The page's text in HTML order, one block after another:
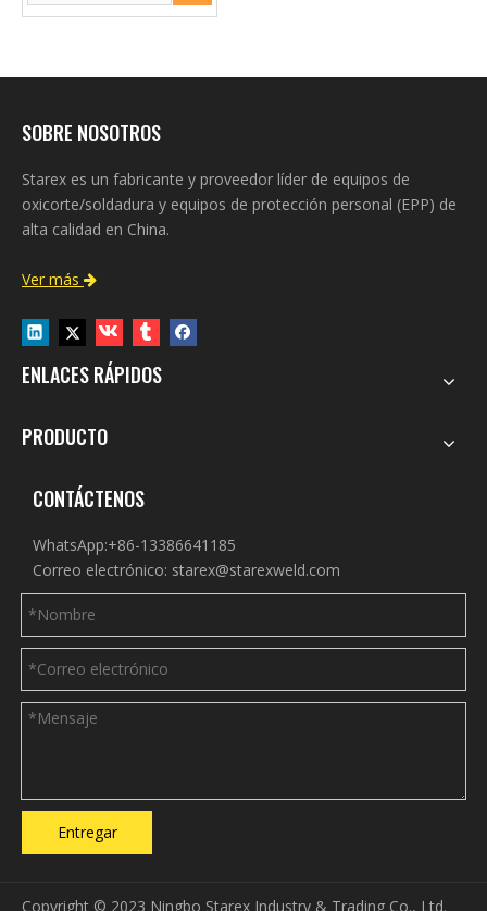
SOBRE NOSOTROS
Starex es un fabricante y proveedor líder de equipos de
oxicorte/soldadura y equipos de protección personal (EPP) de
alta calidad en China.
Ver más 
ENLACES RÁPIDOS
PRODUCTO
CONTÁCTENOS
WhatsApp:+86-13386641185
Correo electrónico: starex@starexweld.com
Entregar
Copyright © 2023 Ningbo Starex Industry & Trading Co., Ltd.